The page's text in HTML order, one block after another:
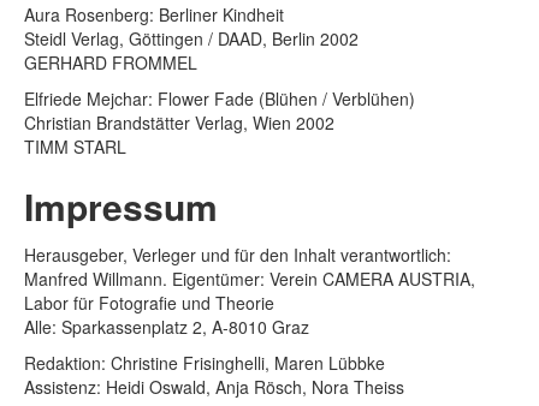
Aura Rosenberg: Berliner Kindheit
Steidl Verlag, Göttingen / DAAD, Berlin 2002
GERHARD FROMMEL
Elfriede Mejchar: Flower Fade (Blühen / Verblühen)
Christian Brandstätter Verlag, Wien 2002
TIMM STARL
Impressum
Herausgeber, Verleger und für den Inhalt verantwortlich:
Manfred Willmann. Eigentümer: Verein CAMERA AUSTRIA,
Labor für Fotografie und Theorie
Alle: Sparkassenplatz 2, A-8010 Graz
Redaktion: Christine Frisinghelli, Maren Lübbke
Assistenz: Heidi Oswald, Anja Rösch, Nora Theiss